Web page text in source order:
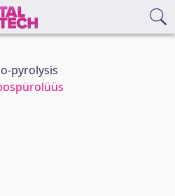
pyrolysis